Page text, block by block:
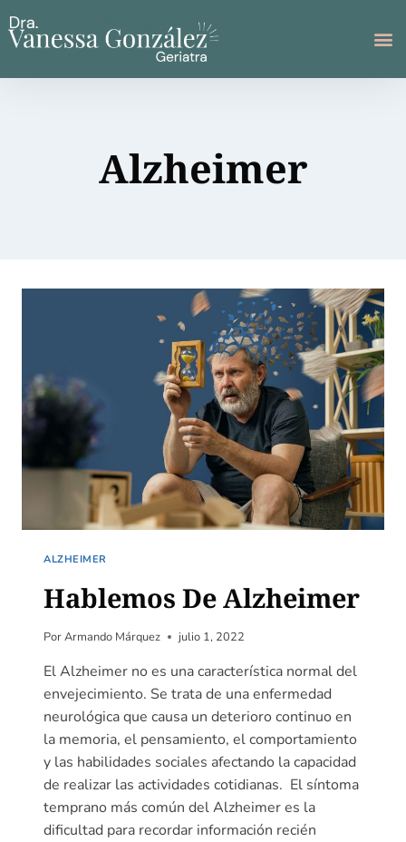
Alzheimer
ALZHEIMER
Hablemos De Alzheimer
PorArmando Márquez julio 1, 2022
El Alzheimer no es una característica normal del
envejecimiento. Se trata de una enfermedad
neurológica que causa un deterioro continuo en
la memoria, el pensamiento, el comportamiento
y las habilidades sociales afectando la capacidad
de realizar las actividades cotidianas. El síntoma
temprano más común del Alzheimer es la
dificultad para recordar información recién